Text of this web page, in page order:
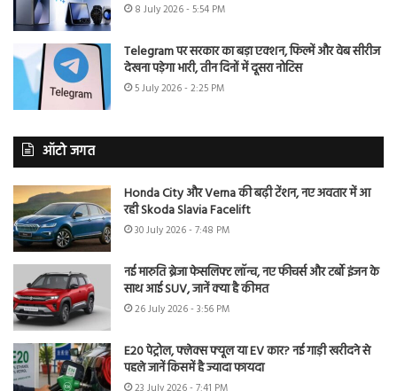
8 July 2026 - 5:54 PM
Telegram पर सरकार का बड़ा एक्शन, फिल्में और वेब सीरीज
देखना पड़ेगा भारी, तीन दिनों में दूसरा नोटिस
5 July 2026 - 2:25 PM
ऑटो जगत
Honda City और Verna की बढ़ी टेंशन, नए अवतार में आ
रही Skoda Slavia Facelift
30 July 2026 - 7:48 PM
नई मारुति ब्रेजा फेसलिफ्ट लॉन्च, नए फीचर्स और टर्बो इंजन के
साथ आई SUV, जानें क्या है कीमत
26 July 2026 - 3:56 PM
E20 पेट्रोल, फ्लेक्स फ्यूल या EV कार? नई गाड़ी खरीदने से
पहले जानें किसमें है ज्यादा फायदा